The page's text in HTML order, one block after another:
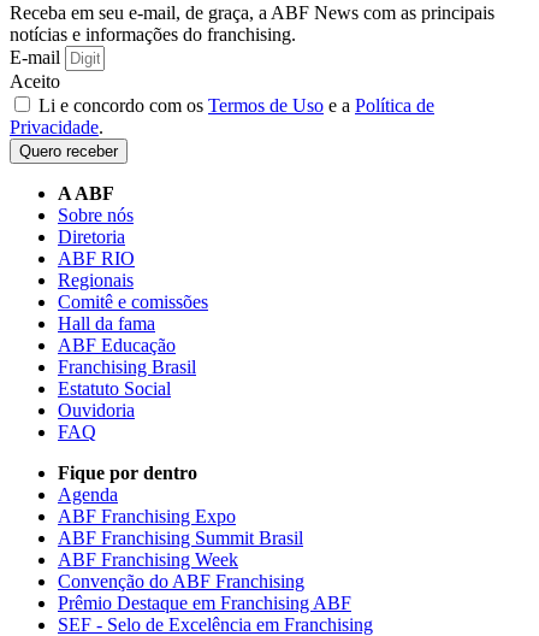
Receba em seu e-mail, de graça, a ABF News com as principais
notícias e informações do franchising.
E-mail
Aceito
Li e concordo com os Termos de Uso e a Política de
Privacidade.
Quero receber
A ABF
Sobre nós
Diretoria
ABF RIO
Regionais
Comitê e comissões
Hall da fama
ABF Educação
Franchising Brasil
Estatuto Social
Ouvidoria
FAQ
Fique por dentro
Agenda
ABF Franchising Expo
ABF Franchising Summit Brasil
ABF Franchising Week
Convenção do ABF Franchising
Prêmio Destaque em Franchising ABF
SEF - Selo de Excelência em Franchising